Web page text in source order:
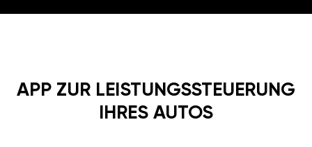
APP ZUR LEISTUNGSSTEUERUNG
IHRES AUTOS